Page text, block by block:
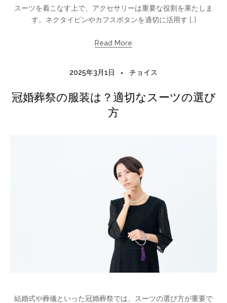
スーツを着こなす上で、アクセサリーは重要な役割を果たしま
す。ネクタイピンやカフスボタンを適切に活用す […]
Read More
2025年3月1日 チョイス
冠婚葬祭の服装は？適切なスーツの選び
方
結婚式や葬儀といった冠婚葬祭では、スーツの選び方が重要で